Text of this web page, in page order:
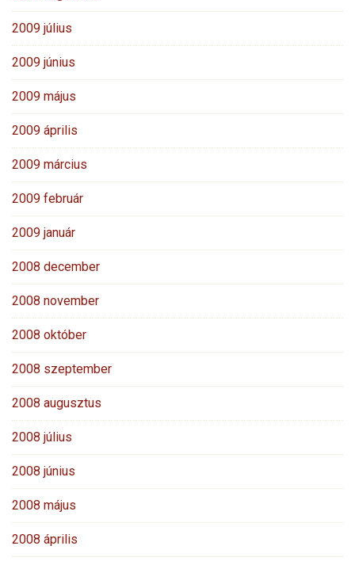
2009 július
2009 június
2009 május
2009 április
2009 március
2009 február
2009 január
2008 december
2008 november
2008 október
2008 szeptember
2008 augusztus
2008 július
2008 június
2008 május
2008 április